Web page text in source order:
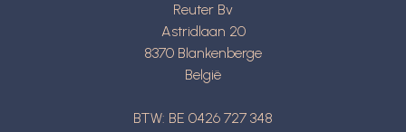
Reuter Bv
Astridlaan 20
8370 Blankenberge
België
BTW: BE 0426 727 348